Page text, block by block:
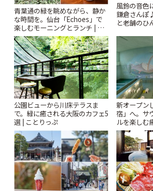
青葉通の緑を眺めながら、静か
な時間を。仙台「Echoes」で
楽しむモーニングとランチ | こ
とりっぷ
風鈴の音色
鎌倉さんぽ
と老舗のひ
公園ビューから川床テラスま
で。緑に癒される大阪のカフェ5
選 | ことりっぷ
新オープン
宿」へ。サ
ルを楽しむ
| ことりっぷ